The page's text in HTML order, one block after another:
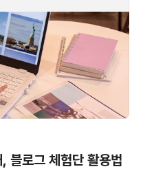
블로그 체험단 활용법